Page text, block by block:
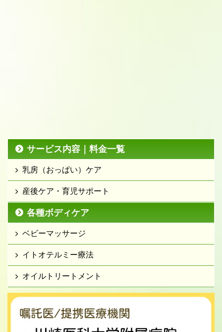
サービス内容｜料金一覧
乳房（おっぱい）ケア
産後ケア・育児サポート
各種ボディケア
ベビーマッサージ
イトオテルミー療法
オイルトリートメント